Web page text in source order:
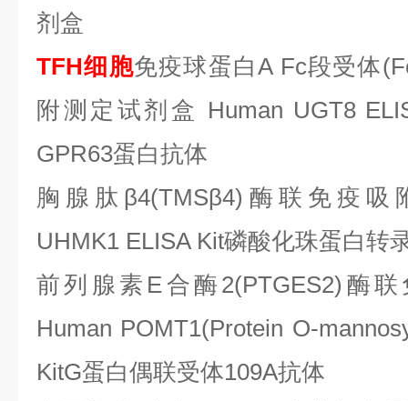
剂盒
TFH细胞免疫球蛋白A Fc段受体
附测定试剂盒 Human UGT8
GPR63蛋白抗体
胸腺肽 β4(TMSβ4)酶联免疫吸
UHMK1 ELISA Kit磷酸化珠蛋白转
前列腺素 E合酶2(PTGES2)酶
Human POMT1(Protein O-
KitG蛋白偶联受体109A抗体